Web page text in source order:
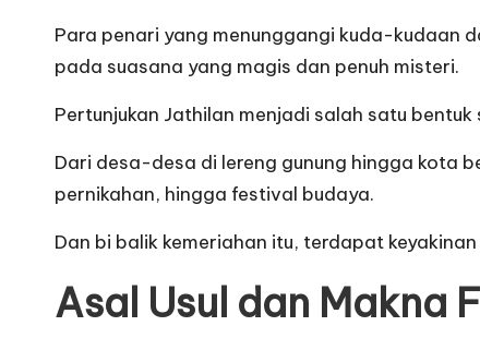
Para penari yang menunggangi kuda-kudaan
pada suasana yang magis dan penuh misteri.
Pertunjukan Jathilan menjadi salah satu
Dari desa-desa di lereng gunung hingga kota
pernikahan, hingga festival budaya.
Dan bi balik kemeriahan itu, terdapat
Asal Usul dan Makna